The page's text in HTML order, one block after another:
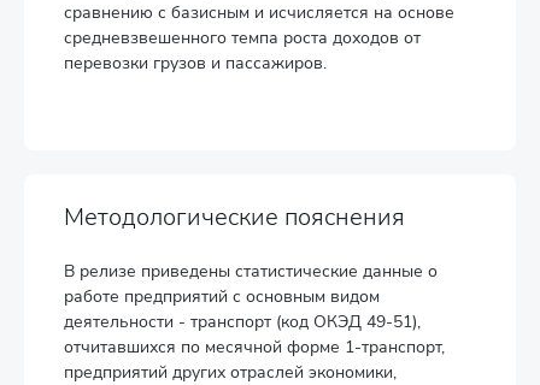
сравнению с базисным и исчисляется на основе
средневзвешенного темпа роста доходов от
перевозки грузов и пассажиров.
Методологические пояснения
В релизе приведены статистические данные о
работе предприятий с основным видом
деятельности - транспорт (код ОКЭД 49-51),
отчитавшихся по месячной форме 1-транспорт,
предприятий других отраслей экономики,